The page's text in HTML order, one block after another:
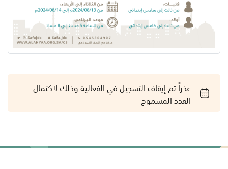
عذراً تم إيقاف التسجيل في الفعالية وذلك لاكتمال
العدد المسموح